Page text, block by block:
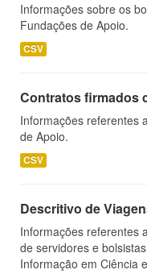
Informações sobre os
Fundações de Apoio.
CSV
Contratos firmados
Informações referentes
de Apoio.
CSV
Descritivo de
Informações referentes
de servidores e
Informação em Ciência